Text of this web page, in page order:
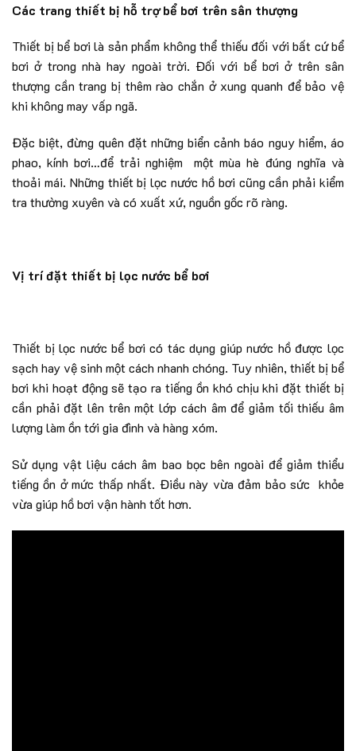
Các trang thiết bị hỗ trợ bể bơi trên sân thượng
Thiết bị bể bơi là sản phẩm không thể thiếu đối với bất cứ bể
bơi ở trong nhà hay ngoài trời. Đối với bể bơi ở trên sân
thượng cần trang bị thêm rào chắn ở xung quanh để bảo vệ
khi không may vấp ngã.
Đặc biệt, đừng quên đặt những biển cảnh báo nguy hiểm, áo
phao, kính bơi…để trải nghiệm một mùa hè đúng nghĩa và
thoải mái. Những thiết bị lọc nước hồ bơi cũng cần phải kiểm
tra thường xuyên và có xuất xứ, nguồn gốc rõ ràng.
Vị trí đặt thiết bị lọc nước bể bơi
Thiết bị lọc nước bể bơi có tác dụng giúp nước hồ được lọc
sạch hay vệ sinh một cách nhanh chóng. Tuy nhiên, thiết bị bể
bơi khi hoạt động sẽ tạo ra tiếng ồn khó chịu khi đặt thiết bị
cần phải đặt lên trên một lớp cách âm để giảm tối thiếu âm
lượng làm ồn tới gia đình và hàng xóm.
Sử dụng vật liệu cách âm bao bọc bên ngoài để giảm thiểu
tiếng ồn ở mức thấp nhất. Điều này vừa đảm bảo sức khỏe
vừa giúp hồ bơi vận hành tốt hơn.